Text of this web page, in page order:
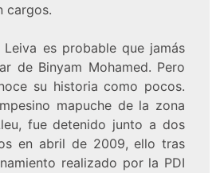
cargos.
es probable que jamás
de Binyam Mohamed. Pero
su historia como pocos.
mapuche de la zona
fue detenido junto a dos
en abril de 2009, ello tras
realizado por la PDI